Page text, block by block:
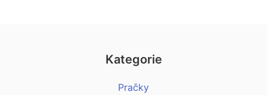
Kategorie
Pračky